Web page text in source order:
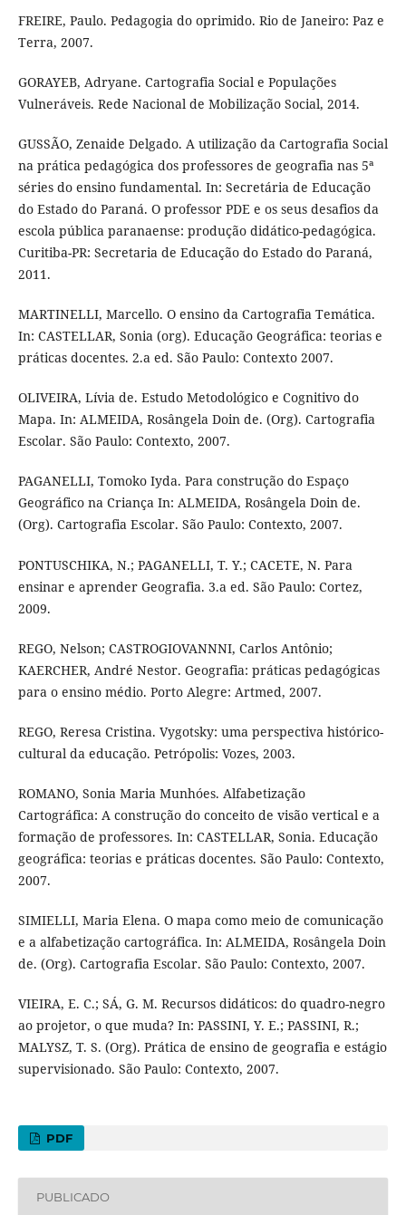
FREIRE, Paulo. Pedagogia do oprimido. Rio de Janeiro: Paz e
Terra, 2007.
GORAYEB, Adryane. Cartografia Social e Populações
Vulneráveis. Rede Nacional de Mobilização Social, 2014.
GUSSÃO, Zenaide Delgado. A utilização da Cartografia Social
na prática pedagógica dos professores de geografia nas 5ª
séries do ensino fundamental. In: Secretária de Educação
do Estado do Paraná. O professor PDE e os seus desafios da
escola pública paranaense: produção didático-pedagógica.
Curitiba-PR: Secretaria de Educação do Estado do Paraná,
2011.
MARTINELLI, Marcello. O ensino da Cartografia Temática.
In: CASTELLAR, Sonia (org). Educação Geográfica: teorias e
práticas docentes. 2.a ed. São Paulo: Contexto 2007.
OLIVEIRA, Lívia de. Estudo Metodológico e Cognitivo do
Mapa. In: ALMEIDA, Rosângela Doin de. (Org). Cartografia
Escolar. São Paulo: Contexto, 2007.
PAGANELLI, Tomoko Iyda. Para construção do Espaço
Geográfico na Criança In: ALMEIDA, Rosângela Doin de.
(Org). Cartografia Escolar. São Paulo: Contexto, 2007.
PONTUSCHIKA, N.; PAGANELLI, T. Y.; CACETE, N. Para
ensinar e aprender Geografia. 3.a ed. São Paulo: Cortez,
2009.
REGO, Nelson; CASTROGIOVANNNI, Carlos Antônio;
KAERCHER, André Nestor. Geografia: práticas pedagógicas
para o ensino médio. Porto Alegre: Artmed, 2007.
REGO, Reresa Cristina. Vygotsky: uma perspectiva histórico-
cultural da educação. Petrópolis: Vozes, 2003.
ROMANO, Sonia Maria Munhóes. Alfabetização
Cartográfica: A construção do conceito de visão vertical e a
formação de professores. In: CASTELLAR, Sonia. Educação
geográfica: teorias e práticas docentes. São Paulo: Contexto,
2007.
SIMIELLI, Maria Elena. O mapa como meio de comunicação
e a alfabetização cartográfica. In: ALMEIDA, Rosângela Doin
de. (Org). Cartografia Escolar. São Paulo: Contexto, 2007.
VIEIRA, E. C.; SÁ, G. M. Recursos didáticos: do quadro-negro
ao projetor, o que muda? In: PASSINI, Y. E.; PASSINI, R.;
MALYSZ, T. S. (Org). Prática de ensino de geografia e estágio
supervisionado. São Paulo: Contexto, 2007.
PDF
PUBLICADO